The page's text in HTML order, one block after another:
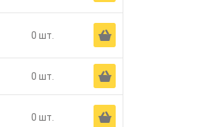
0 шт. Ä
0 шт. Ä
0 шт. Ä